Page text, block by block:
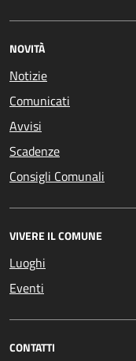
NOVITÀ
Notizie
Comunicati
Avvisi
Scadenze
Consigli Comunali
VIVERE IL COMUNE
Luoghi
Eventi
CONTATTI